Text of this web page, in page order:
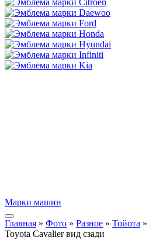
Марки машин
Главная » Фото » Разное » Тойота »
Toyota Cavalier вид сзади